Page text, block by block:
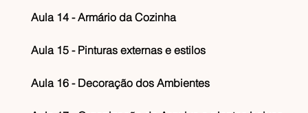
Aula 14 - Armário da Cozinha
Aula 15 - Pinturas externas e estilos
Aula 16 - Decoração dos Ambientes